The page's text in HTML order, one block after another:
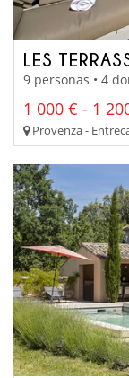
LES
9 personas • 4
1 000 € - 1
Provenza -